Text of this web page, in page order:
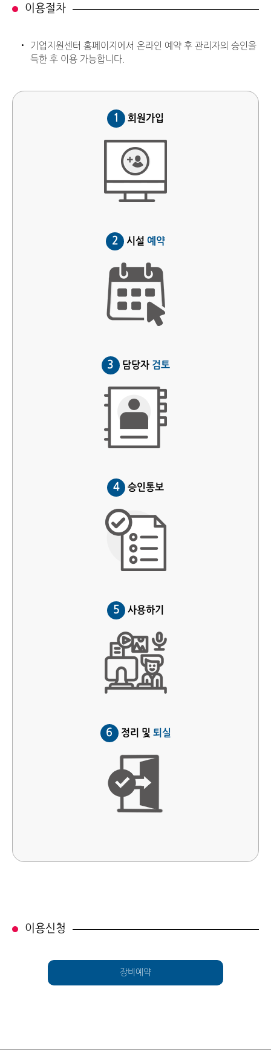
이용절차
기업지원센터 홈페이지에서 온라인 예약 후 관리자의 승인을
득한 후 이용 가능합니다.
1 회원가입
2 시설 예약
3 담당자 검토
4 승인통보
5 사용하기
6 정리 및 퇴실
이용신청
장비예약